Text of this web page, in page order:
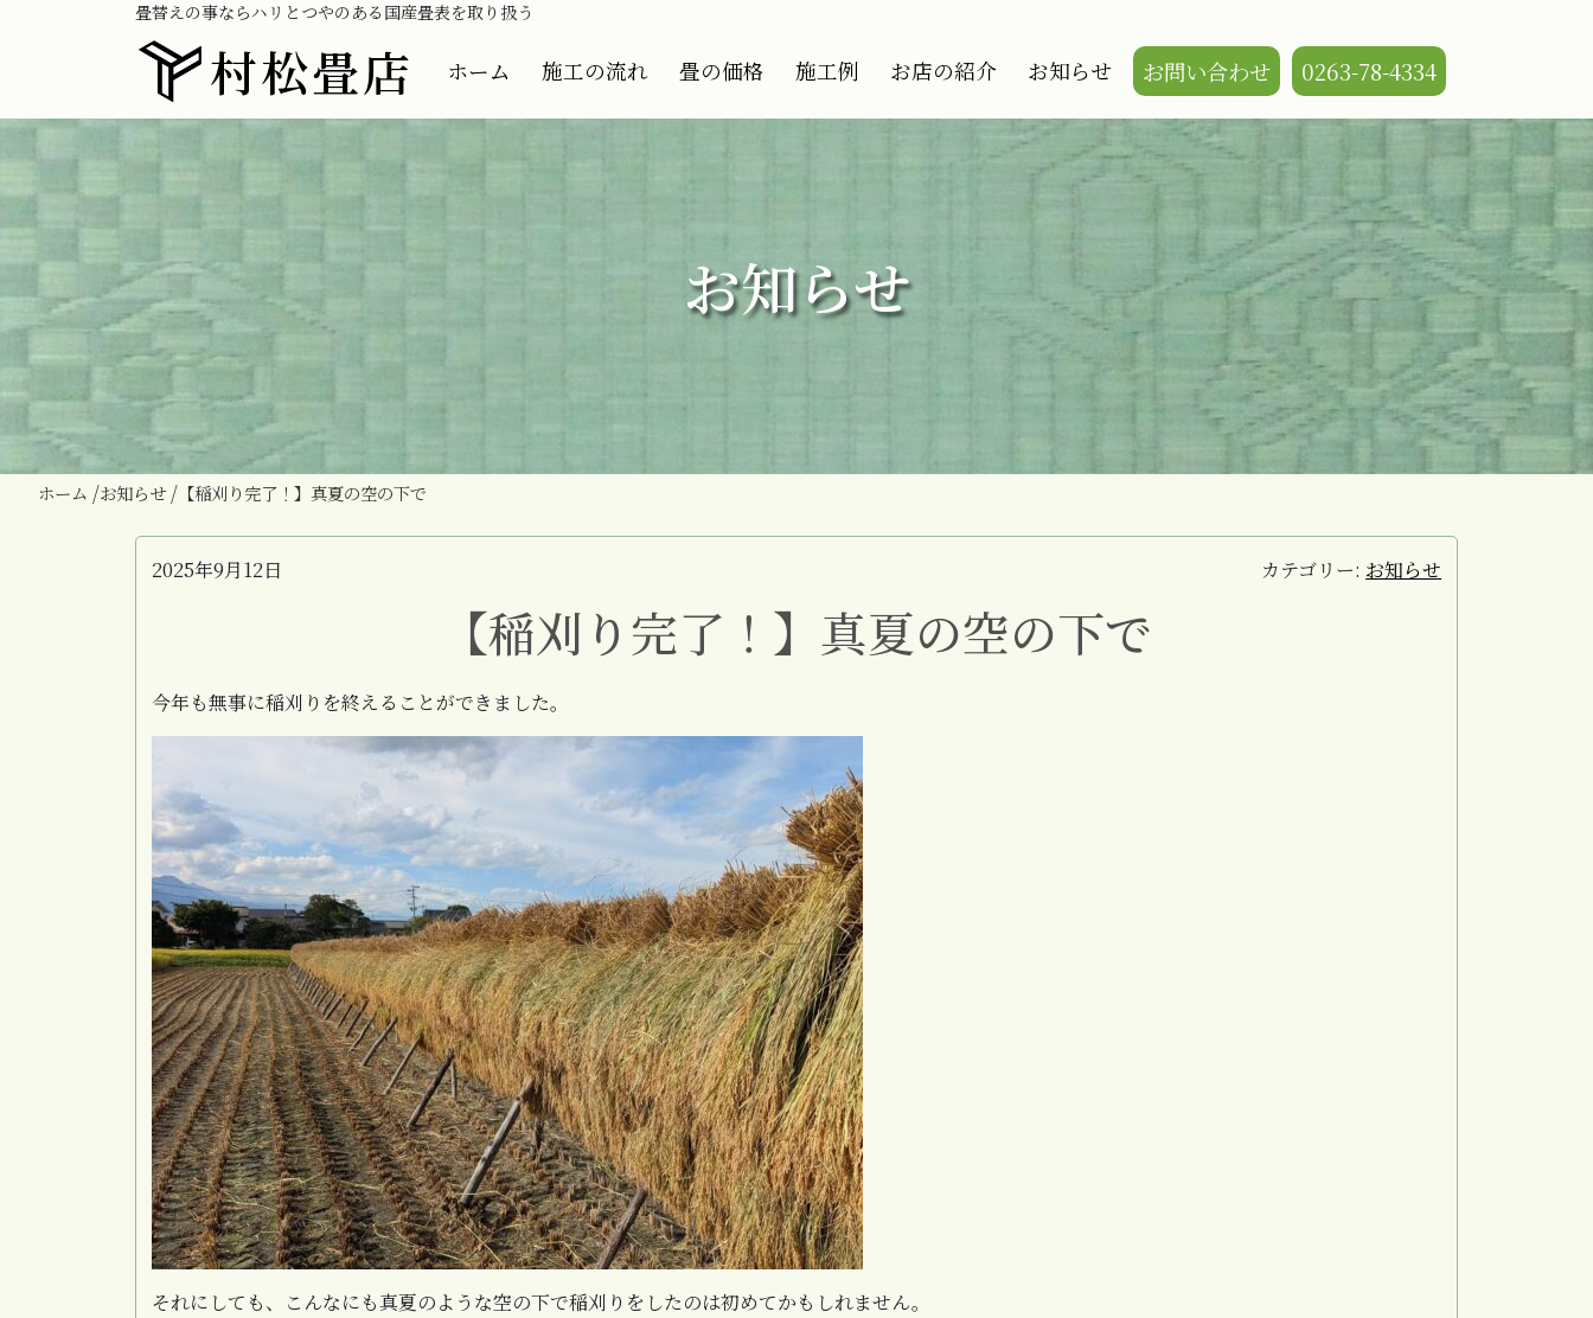
畳替えの事ならハリとつやのある国産畳表を取り扱う
村松畳店 ホーム 施工の流れ 畳の価格 施工例 お店の紹介 お知らせ お問い合わせ 0263-78-4334
お知らせ
ホーム お知らせ 【稲刈り完了！】真夏の空の下で
2025年9月12日 カテゴリー: お知らせ
【稲刈り完了！】真夏の空の下で
今年も無事に稲刈りを終えることができました。
それにしても、こんなにも真夏のような空の下で稲刈りをしたのは初めてかもしれません。